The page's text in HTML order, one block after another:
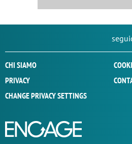
CHI SIAMO
PRIVACY
CHANGE PRIVACY SETTINGS